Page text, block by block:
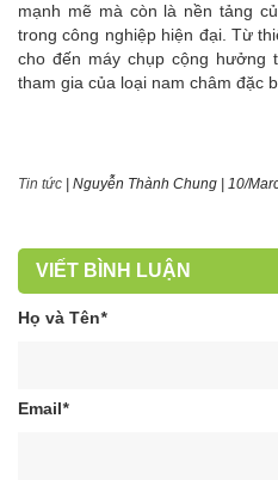
mạnh mẽ mà còn là nền tảng
trong công nghiệp hiện đại. Từ
cho đến máy chụp cộng
tham gia của loại nam châm đặc
Tin tức Nguyễn Thành Chung 10/
VIẾT BÌNH LUẬN
Họ và Tên*
Email*